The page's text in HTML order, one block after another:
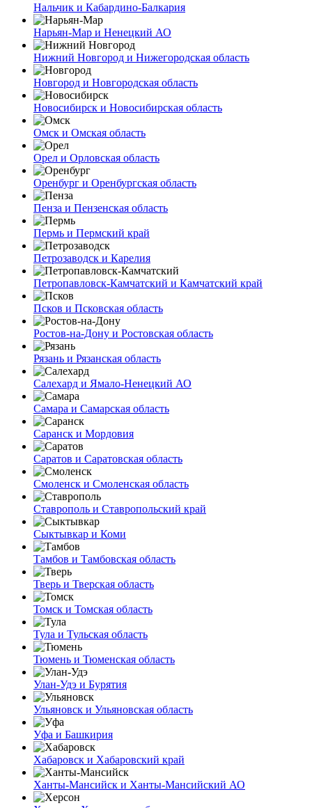
Нальчик и Кабардино-Балкария
Нарьян-Мар и Ненецкий АО
Нижний Новгород и Нижегородская область
Новгород и Новгородская область
Новосибирск и Новосибирская область
Омск и Омская область
Орел и Орловская область
Оренбург и Оренбургская область
Пенза и Пензенская область
Пермь и Пермский край
Петрозаводск и Карелия
Петропавловск-Камчатский и Камчатский край
Псков и Псковская область
Ростов-на-Дону и Ростовская область
Рязань и Рязанская область
Салехард и Ямало-Ненецкий АО
Самара и Самарская область
Саранск и Мордовия
Саратов и Саратовская область
Смоленск и Смоленская область
Ставрополь и Ставропольский край
Сыктывкар и Коми
Тамбов и Тамбовская область
Тверь и Тверская область
Томск и Томская область
Тула и Тульская область
Тюмень и Тюменская область
Улан-Удэ и Бурятия
Ульяновск и Ульяновская область
Уфа и Башкирия
Хабаровск и Хабаровский край
Ханты-Мансийск и Ханты-Мансийский АО